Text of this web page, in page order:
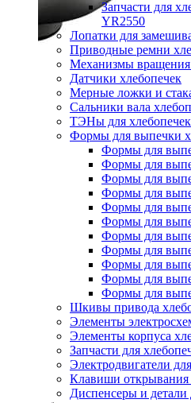
Запчасти для
YR2550
Лопатки для
Приводные ремни
Механизмы вращения
Датчики хлебопечек
Мерные ложки и
Сальники вала
ТЭНы для хлебопечек
Формы для выпечки
Формы для
Формы для
Формы для
Формы для
Формы для
Формы для
Формы для
Формы для
Формы для
Формы для
Формы для
Шкивы привода
Элементы
Элементы корпуса
Запчасти для
Электродвигатели
Клавиши
Диспенсеры и детали